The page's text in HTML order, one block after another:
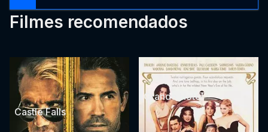
Filmes recomendados
Castle Falls
Grande Hotel